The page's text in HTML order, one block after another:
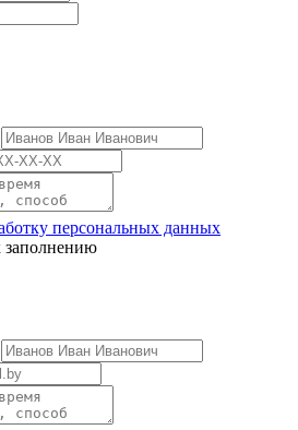
персональных данных
заполнению